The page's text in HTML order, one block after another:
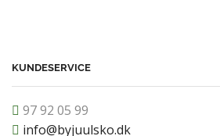
KUNDESERVICE
97 92 05 99
info@byjuulsko.dk